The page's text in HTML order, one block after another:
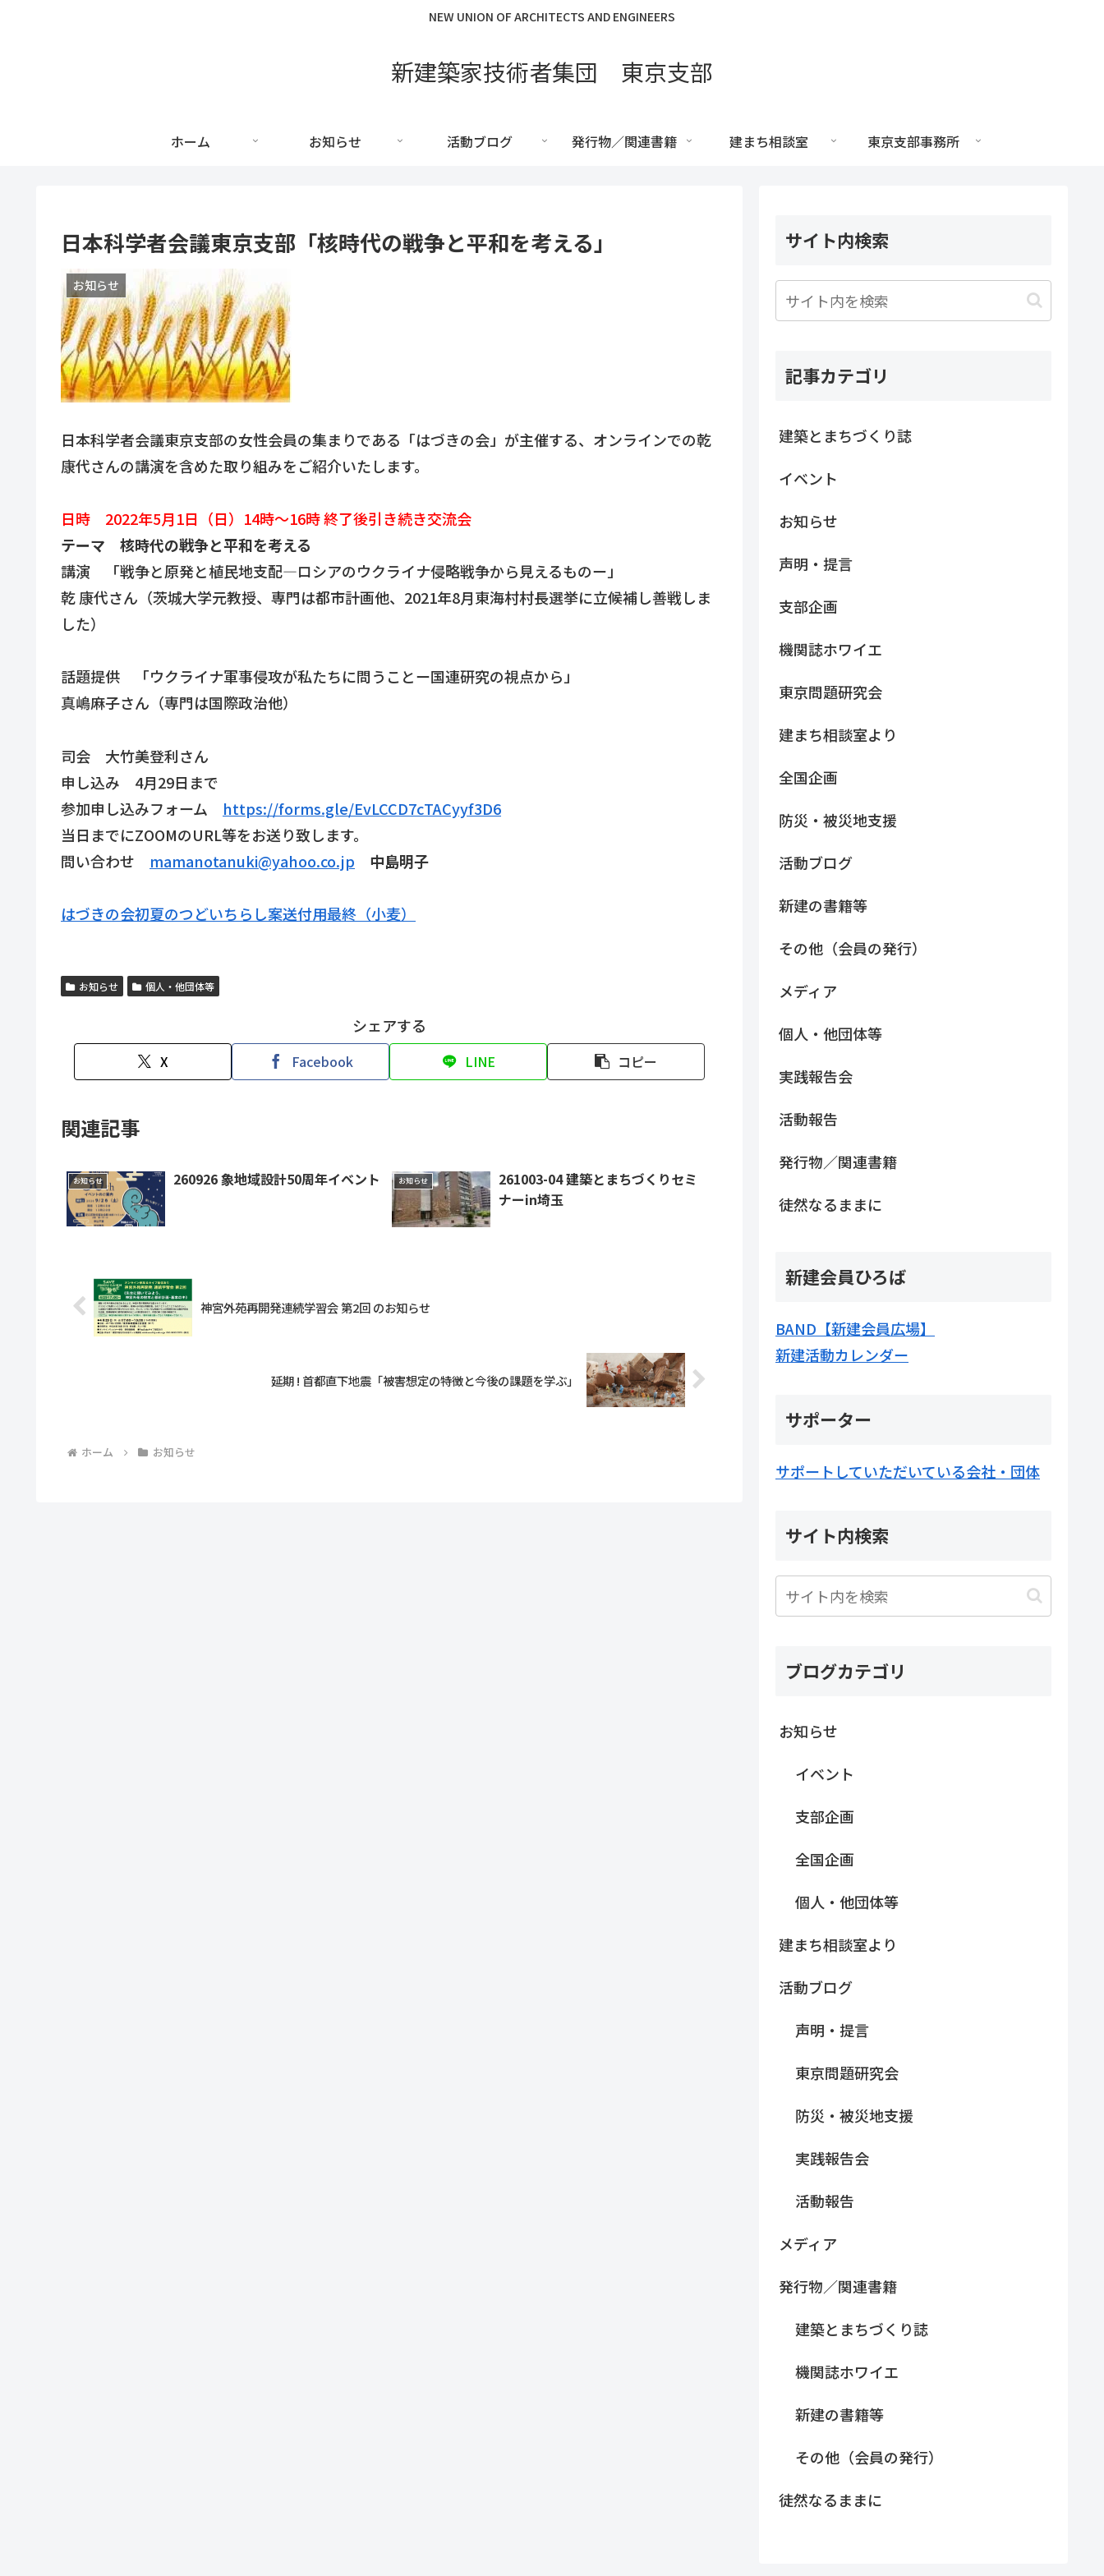
NEW UNION OF ARCHITECTS AND ENGINEERS
新建築家技術者集団 東京支部
ホーム お知らせ 活動ブログ 発行物／関連書籍 建まち相談室 東京支部事務所
日本科学者会議東京支部「核時代の戦争と平和を考える」
お知らせ
日本科学者会議東京支部の女性会員の集まりである「はづきの会」が主催する、オンラインでの乾
康代さんの講演を含めた取り組みをご紹介いたします。
日時 2022年5月1日（日）14時～16時 終了後引き続き交流会
テーマ 核時代の戦争と平和を考える
講演 「戦争と原発と植民地支配―ロシアのウクライナ侵略戦争から見えるものー」
乾 康代さん（茨城大学元教授、専門は都市計画他、2021年8月東海村村長選挙に立候補し善戦しま
した）
話題提供 「ウクライナ軍事侵攻が私たちに問うことー国連研究の視点から」
真嶋麻子さん（専門は国際政治他）
司会 大竹美登利さん
申し込み 4月29日まで
参加申し込みフォーム https://forms.gle/EvLCCD7cTACyyf3D6
当日までにZOOMのURL等をお送り致します。
問い合わせ mamanotanuki@yahoo.co.jp 中島明子
はづきの会初夏のつどいちらし案送付用最終（小麦）
お知らせ 個人・他団体等
シェアする
X Facebook LINE コピー
関連記事
お知らせ 260926 象地域設計50周年イベント お知らせ
261003-04 建築とまちづくりセミ
ナーin埼玉
神宮外苑再開発連続学習会 第2回 のお知らせ
延期 ! 首都直下地震「被害想定の特徴と今後の課題を学ぶ」
ホーム お知らせ
サイト内検索
記事カテゴリ
建築とまちづくり誌
イベント
お知らせ
声明・提言
支部企画
機関誌ホワイエ
東京問題研究会
建まち相談室より
全国企画
防災・被災地支援
活動ブログ
新建の書籍等
その他（会員の発行）
メディア
個人・他団体等
実践報告会
活動報告
発行物／関連書籍
徒然なるままに
新建会員ひろば
BAND【新建会員広場】
新建活動カレンダー
サポーター
サポートしていただいている会社・団体
サイト内検索
ブログカテゴリ
お知らせ
イベント
支部企画
全国企画
個人・他団体等
建まち相談室より
活動ブログ
声明・提言
東京問題研究会
防災・被災地支援
実践報告会
活動報告
メディア
発行物／関連書籍
建築とまちづくり誌
機関誌ホワイエ
新建の書籍等
その他（会員の発行）
徒然なるままに